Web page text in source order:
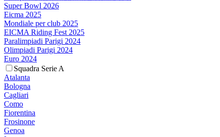
Super Bowl 2026
Eicma 2025
Mondiale per club 2025
EICMA Riding Fest 2025
Paralimpiadi Parigi 2024
Olimpiadi Parigi 2024
Euro 2024
Squadra Serie A
Atalanta
Bologna
Cagliari
Como
Fiorentina
Frosinone
Genoa